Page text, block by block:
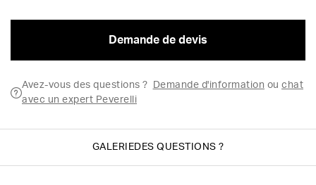
Demande de devis
Avez-vous des questions ? Demande d'information ou chat
avec un expert Peverelli
GALERIEDES QUESTIONS ?